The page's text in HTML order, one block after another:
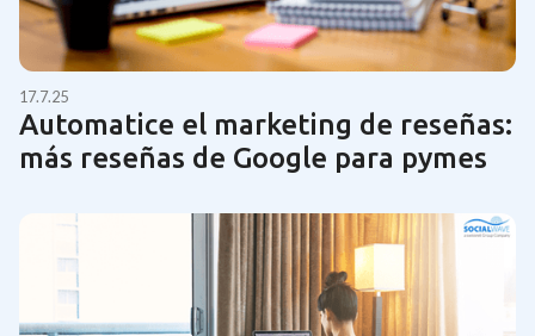
17.7.25
Automatice el marketing de reseñas:
más reseñas de Google para pymes